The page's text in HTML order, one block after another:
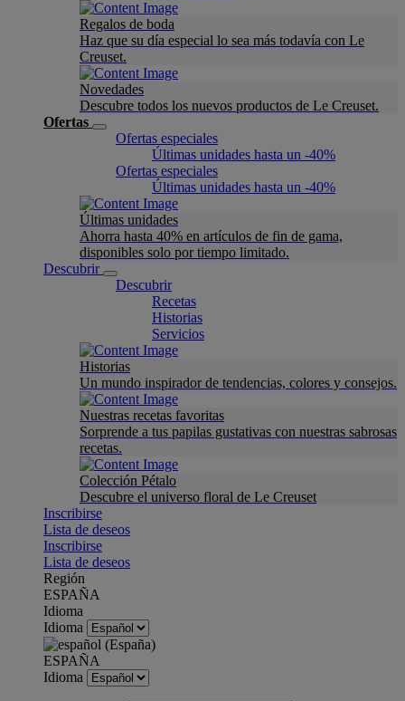
Regalos de boda
Haz que su día especial lo sea más todavía con Le
Creuset.
Novedades
Descubre todos los nuevos productos de Le Creuset.
Ofertas
Ofertas especiales
Últimas unidades hasta un -40%
Ofertas especiales
Últimas unidades hasta un -40%
Últimas unidades
Ahorra hasta 40% en artículos de fin de gama,
disponibles solo por tiempo limitado.
Descubrir
Descubrir
Recetas
Historias
Servicios
Historias
Un mundo inspirador de tendencias, colores y consejos.
Nuestras recetas favoritas
Sorprende a tus papilas gustativas con nuestras sabrosas
recetas.
Colección Pétalo
Descubre el universo floral de Le Creuset
Inscribirse
Lista de deseos
Inscribirse
Lista de deseos
Región
ESPAÑA
Idioma
Idioma
ESPAÑA
Idioma